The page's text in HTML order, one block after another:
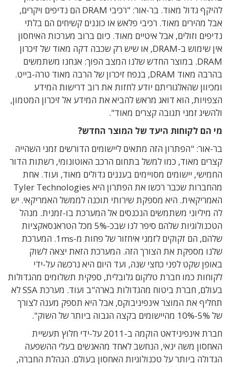
להיקף גדול מאוד. בר-אור: "רכיבי DRAM הם נדיפים ויקרים,
אבל מהירים מאוד. רכיבי פלאש או כוננים קשיחים הם בלתי
נדיפים וזולים, אבל איטיים מאוד. כיום ברוב מערכות האיחסון
אין שימוש ב-DRAM, או שיש רק שכבה דקה מאוד של זיכרון
DRAM. במוצר החדש שלנו המצב הפוך: אנחנו משתמשים
בהרבה מאוד DRAM, בנפח זיכרון של הרבה מאוד טרה-בייט.
ומכיוון שהאלגוריתם יודע לחזות את רוב דרישות המידע
הצפויות, הוא דואג מראש להביא את המידע אל זיכרון המטמון,
ולהשיג זמני תגובה קצרים מאוד".
מי הם לקוחות היעד של המוצר החדש?
בר-אור: "הפתרון הזה מתאים ליישומים הדורשים זמני השהייה
קצרים מאוד, כמו למשל בתחום הרכב האוטונומי, רשתות הדור
החמישי, יישומים מסויימים בעננים גדולים מאוד, ועוד. אחת
מהחברות שכבר רכשו את הפתרון היא Tyler Technologies
האמריקאית. היא מספקת שירותי תוכנה לממשל האמריקאי. יש
לה מיליוני משתמשים הנכנסים אל המערכת בו-זמנית. מנהל
הטכנולוגיות שלהם סיפר לנו שבכ-5% מכל הטראנסאקציות
שלהם, הם זקוקים לזמני איחזור של פחות מ-1ms. המערכת
שלנו מספקת את הצורך הזה. המערכת הזאת יצאה לשוק
באופן שקט לפני כחצי שנה, ועד היום היא נרכשה על-ידי
לקוחות כמו חברת טלקום גלובלית, ספקית תשלומים מהגדולות
בעולם, חברת ביטוח מהגדולות בארה"ב ועוד. מערכת SSA לא
תחליף את המוצר אינפיניבוקס, אבל היא תספק מענה לצורך
של 5%-10% מהיישומים בקצה הגבוה ביותר של השוק".
חברת אינפינידאט הוקמה ב-2011 על-ידי חלוץ תעשיית
האחסון משה ינאי, הנחשב לאחד מהאנשים בעלי ההשפעה
הגדולה ביותר על טכנולוגיות האחסון בעולם. הנהלת החברה,